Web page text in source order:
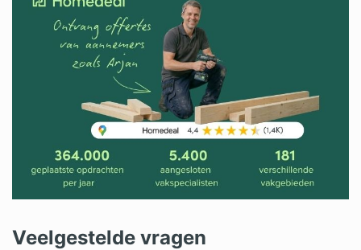
Veelgestelde vragen